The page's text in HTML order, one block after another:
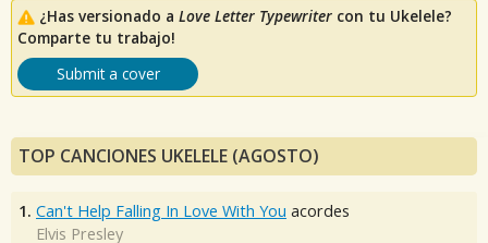
¿Has versionado a Love Letter Typewriter con tu Ukelele?
Comparte tu trabajo!
Submit a cover
TOP CANCIONES UKELELE (AGOSTO)
1. Can't Help Falling In Love With You acordes
Elvis Presley